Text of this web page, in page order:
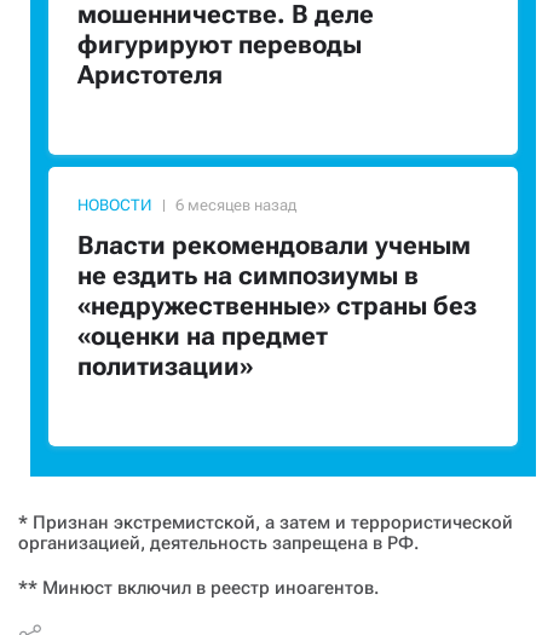
мошенничестве. В деле
фигурируют переводы
Аристотеля
НОВОСТИ
Власти рекомендовали ученым
не ездить на симпозиумы в
«недружественные» страны без
«оценки на предмет
политизации»
* Признан экстремистской, а затем и террористической
организацией, деятельность запрещена в РФ.
** Минюст включил в реестр иноагентов.